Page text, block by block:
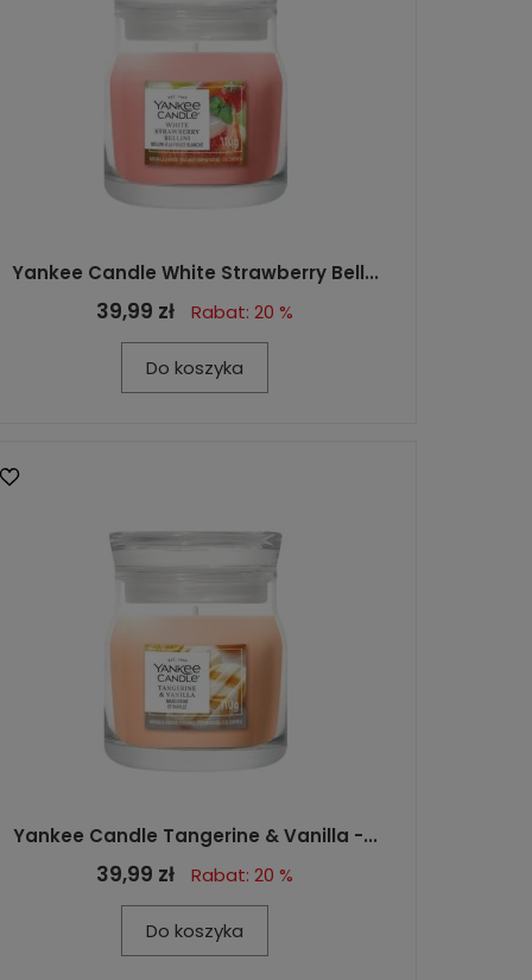
Yankee Candle White Strawberry Bell...
39,99 zł Rabat: 20 %
Do koszyka
Yankee Candle Tangerine & Vanilla -...
39,99 zł Rabat: 20 %
Do koszyka